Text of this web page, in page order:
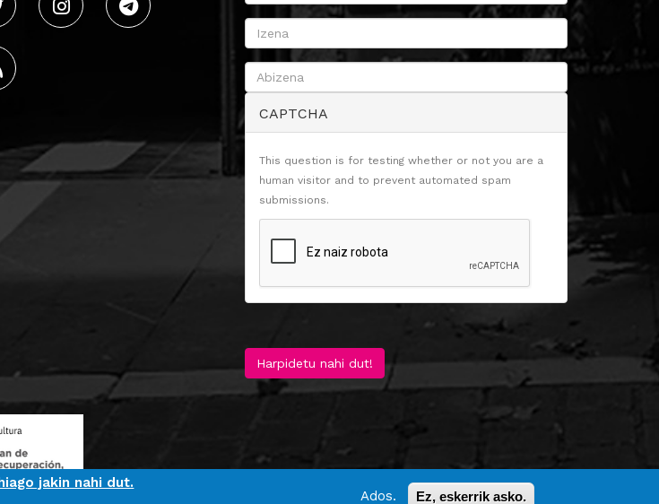
CAPTCHA
This question is for testing whether or not you are a
human visitor and to prevent automated spam
submissions.
Harpidetu nahi dut!
jakin nahi dut.
Ados.
Ez, eskerrik asko.